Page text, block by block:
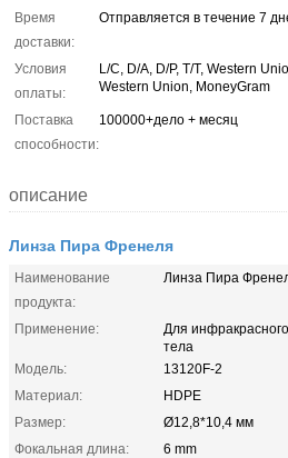
Время
доставки:
Отправляется в течение 7
Условия
оплаты:
L/C, D/A, D/P, T/T, Western
Western Union, MoneyGram
Поставка
способности:
100000+дело + месяц
описание
Линза Пира Френеля
Наименование
продукта:
Линза Пира
Применение:
Для
тела
Модель:
13120F-2
Материал:
HDPE
Размер:
Ø12,8*10,4 мм
Фокальная длина:
6 mm